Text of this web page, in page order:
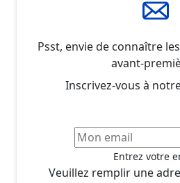
Psst, envie de connaître
avant-
Inscrivez-vous à
Entrez votre
Veuillez remplir une